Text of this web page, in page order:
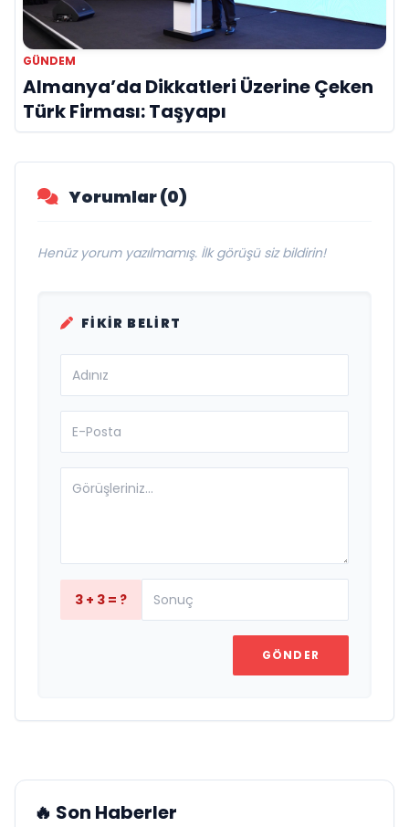
GÜNDEM
Almanya’da Dikkatleri Üzerine Çeken
Türk Firması: Taşyapı
Yorumlar (0)
Henüz yorum yazılmamış. İlk görüşü siz bildirin!
FIKIR BELIRT
3 + 3 = ?
GÖNDER
🔥 Son Haberler